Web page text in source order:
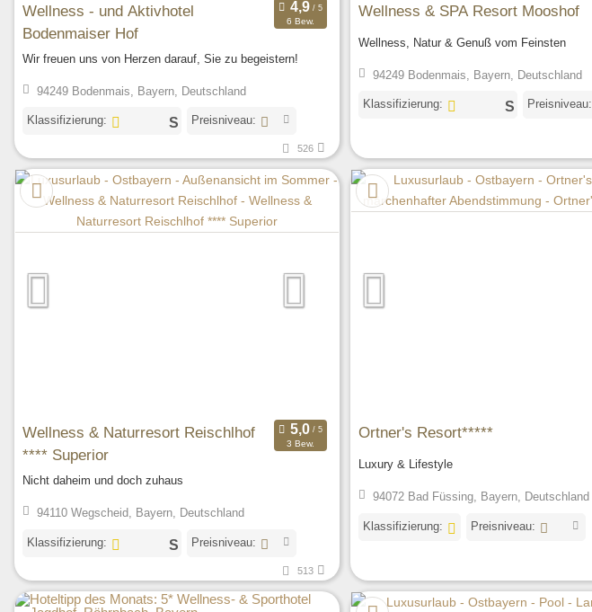
Wellness - und Aktivhotel
Bodenmaiser Hof
6 Bew.
Wir freuen uns von Herzen darauf, Sie zu begeistern!
94249 Bodenmais, Bayern, Deutschland
Klassifizierung: Preisniveau:
526
Wellness & SPA Resort Mooshof
Wellness, Natur & Genuß vom Feinsten
94249 Bodenmais, Bayern, Deutschland
Klassifizierung: Preisniveau:
Wellness & Naturresort Reischlhof
**** Superior
3 Bew.
Nicht daheim und doch zuhaus
94110 Wegscheid, Bayern, Deutschland
Klassifizierung: Preisniveau:
513
Ortner's Resort*****
Luxury & Lifestyle
94072 Bad Füssing, Bayern, Deutschland
Klassifizierung: Preisniveau: